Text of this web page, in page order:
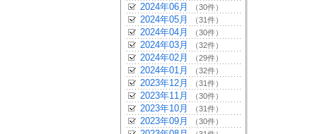
2024年06月 （30件）
2024年05月 （31件）
2024年04月 （30件）
2024年03月 （32件）
2024年02月 （29件）
2024年01月 （32件）
2023年12月 （31件）
2023年11月 （30件）
2023年10月 （31件）
2023年09月 （30件）